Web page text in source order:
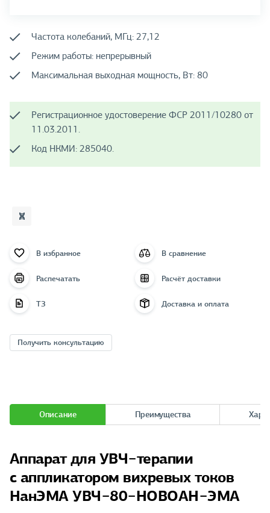
Частота колебаний, МГц: 27,12
Режим работы: непрерывный
Максимальная выходная мощность, Вт: 80
Регистрационное удостоверение ФСР 2011/10280 от
11.03.2011.
Код НКМИ: 285040.
В избранное В сравнение
Распечатать Расчёт доставки
ТЗ Доставка и оплата
Получить консультацию
Описание Преимущества
Аппарат для УВЧ−терапии
с аппликатором вихревых токов
НанЭМА УВЧ−80−НОВОАН−ЭМА